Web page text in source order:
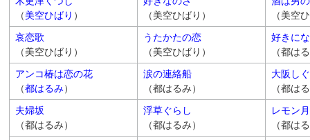
（美空ひばり ）
（美空ひばり）
（美空
哀恋歌
（美空ひばり）
うたかたの恋
（美空ひばり）
好きに
（都は
アンコ椿は恋の花
（都はるみ）
涙の連絡船
（都はるみ）
大阪し
（都は
夫婦坂
（都はるみ）
浮草ぐらし
（都はるみ）
レモン
（都は